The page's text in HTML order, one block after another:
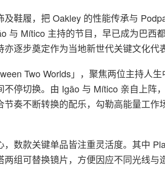
鞋履，把 Oakley 的性能传承与
与 Mítico 主持的节目，早已成为巴西
逐步奠定作为当地新世代关键文化代
Two Worlds」，聚焦两位主持人
停切换。由 Igão 与 Mítico 亲自上阵
奏不断转换的配乐，勾勒高能量工作
数款关键单品皆注重灵活度。其中
组可替换镜片，方便因应不同光线与